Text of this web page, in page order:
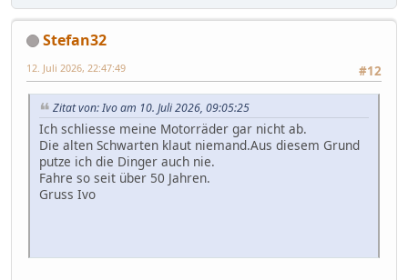
Stefan32
#12
12. Juli 2026, 22:47:49
Zitat von: Ivo am 10. Juli 2026, 09:05:25
Ich schliesse meine Motorräder gar nicht ab.
Die alten Schwarten klaut niemand.Aus diesem Grund
putze ich die Dinger auch nie.
Fahre so seit über 50 Jahren.
Gruss Ivo